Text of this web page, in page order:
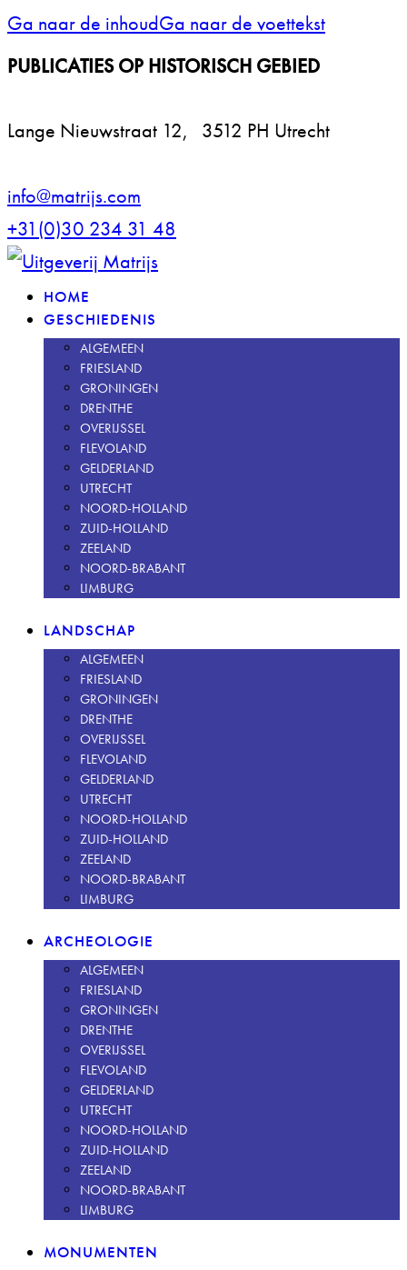
Ga naar de inhoudGa naar de voettekst
PUBLICATIES OP HISTORISCH GEBIED
Lange Nieuwstraat 12, 3512 PH Utrecht
info@matrijs.com
+31(0)30 234 31 48
facebook
instagramm
HOME
GESCHIEDENIS
ALGEMEEN
FRIESLAND
GRONINGEN
DRENTHE
OVERIJSSEL
FLEVOLAND
GELDERLAND
UTRECHT
NOORD-HOLLAND
ZUID-HOLLAND
ZEELAND
NOORD-BRABANT
LIMBURG
LANDSCHAP
ALGEMEEN
FRIESLAND
GRONINGEN
DRENTHE
OVERIJSSEL
FLEVOLAND
GELDERLAND
UTRECHT
NOORD-HOLLAND
ZUID-HOLLAND
ZEELAND
NOORD-BRABANT
LIMBURG
ARCHEOLOGIE
ALGEMEEN
FRIESLAND
GRONINGEN
DRENTHE
OVERIJSSEL
FLEVOLAND
GELDERLAND
UTRECHT
NOORD-HOLLAND
ZUID-HOLLAND
ZEELAND
NOORD-BRABANT
LIMBURG
MONUMENTEN